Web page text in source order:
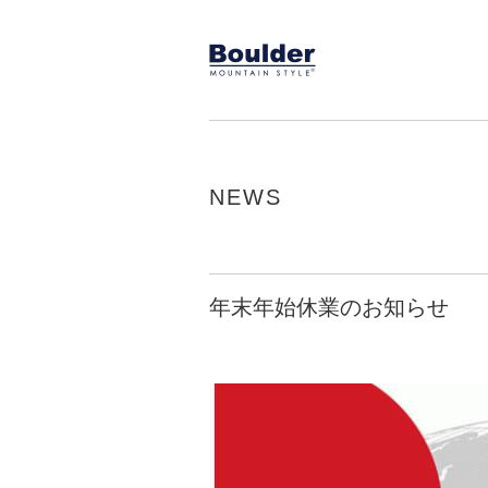
NEWS
年末年始休業のお知らせ